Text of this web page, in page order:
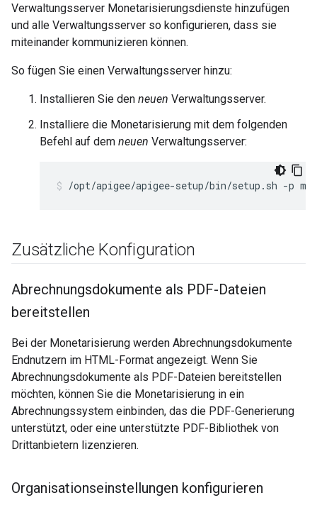
Verwaltungsserver Monetarisierungsdienste hinzufügen
und alle Verwaltungsserver so konfigurieren, dass sie
miteinander kommunizieren können.
So fügen Sie einen Verwaltungsserver hinzu:
Installieren Sie den neuen Verwaltungsserver.
Installiere die Monetarisierung mit dem folgenden
Befehl auf dem neuen Verwaltungsserver:
/opt/apigee/apigee-setup/bin/setup.sh -p
Zusätzliche Konfiguration
Abrechnungsdokumente als PDF-Dateien
bereitstellen
Bei der Monetarisierung werden Abrechnungsdokumente
Endnutzern im HTML-Format angezeigt. Wenn Sie
Abrechnungsdokumente als PDF-Dateien bereitstellen
möchten, können Sie die Monetarisierung in ein
Abrechnungssystem einbinden, das die PDF-Generierung
unterstützt, oder eine unterstützte PDF-Bibliothek von
Drittanbietern lizenzieren.
Organisationseinstellungen konfigurieren